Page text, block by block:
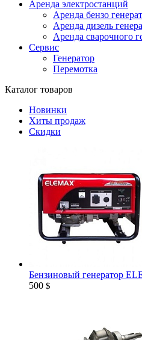
Аренда электростанций
Аренда бензо
Аренда дизель
Аренда сварочного
Сервис
Генератор
Перемотка
Каталог товаров
Новинки
Хиты продаж
Скидки
Бензиновый генератор
500 $